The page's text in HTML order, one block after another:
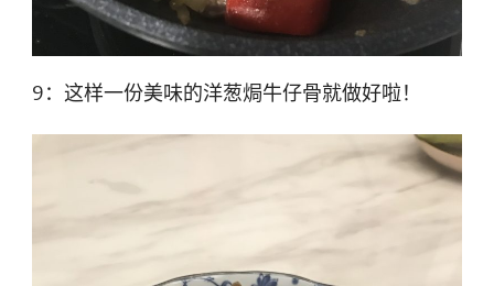
9：这样一份美味的洋葱焗牛仔骨就做好啦！